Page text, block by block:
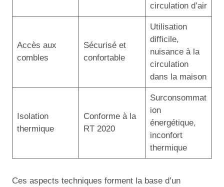
circulation d’air
Accès aux
combles
Sécurisé et
confortable
Utilisation
difficile,
nuisance à la
circulation
dans la maison
Isolation
thermique
Conforme à la
RT 2020
Surconsommat
ion
énergétique,
inconfort
thermique
Ces aspects techniques forment la base d’un